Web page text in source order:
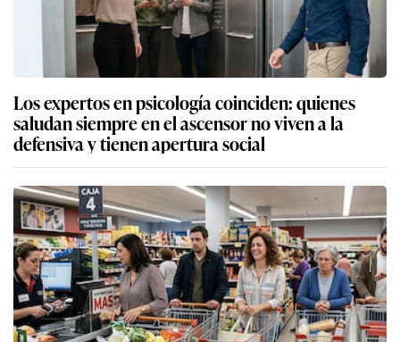
Los expertos en psicología coinciden: quienes
saludan siempre en el ascensor no viven a la
defensiva y tienen apertura social